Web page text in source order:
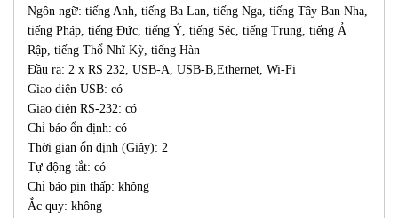
Ngôn ngữ: tiếng Anh, tiếng Ba Lan, tiếng Nga, tiếng Tây Ban Nha,
tiếng Pháp, tiếng Đức, tiếng Ý, tiếng Séc, tiếng Trung, tiếng Ả
Rập, tiếng Thổ Nhĩ Kỳ, tiếng Hàn
Đầu ra: 2 x RS 232, USB-A, USB-B,Ethernet, Wi-Fi
Giao diện USB: có
Giao diện RS-232: có
Chỉ báo ổn định: có
Thời gian ổn định (Giây): 2
Tự động tắt: có
Chỉ báo pin thấp: không
Ắc quy: không